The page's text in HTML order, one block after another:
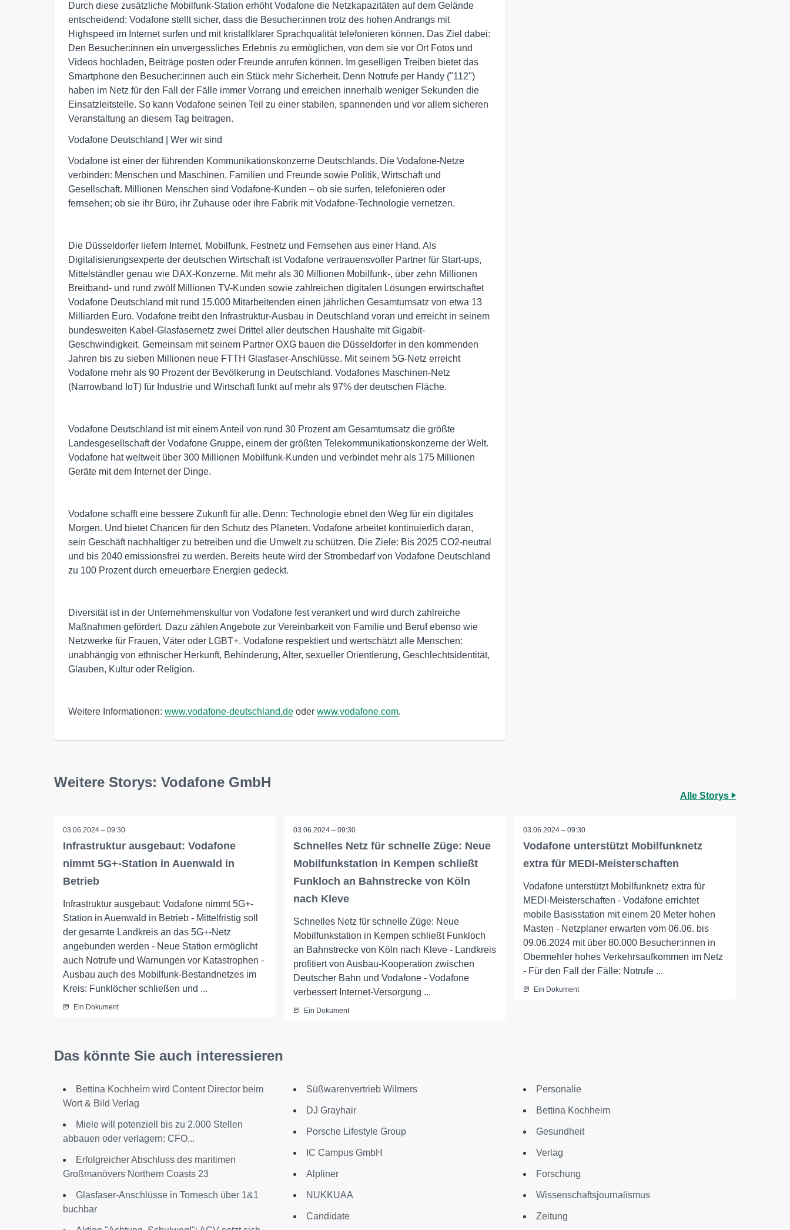
Durch diese zusätzliche Mobilfunk-Station erhöht Vodafone die Netzkapazitäten auf dem Gelände
entscheidend: Vodafone stellt sicher, dass die Besucher:innen trotz des hohen Andrangs mit
Highspeed im Internet surfen und mit kristallklarer Sprachqualität telefonieren können. Das Ziel dabei:
Den Besucher:innen ein unvergessliches Erlebnis zu ermöglichen, von dem sie vor Ort Fotos und
Videos hochladen, Beiträge posten oder Freunde anrufen können. Im geselligen Treiben bietet das
Smartphone den Besucher:innen auch ein Stück mehr Sicherheit. Denn Notrufe per Handy ("112")
haben im Netz für den Fall der Fälle immer Vorrang und erreichen innerhalb weniger Sekunden die
Einsatzleitstelle. So kann Vodafone seinen Teil zu einer stabilen, spannenden und vor allem sicheren
Veranstaltung an diesem Tag beitragen.
Vodafone Deutschland | Wer wir sind
Vodafone ist einer der führenden Kommunikationskonzerne Deutschlands. Die Vodafone-Netze
verbinden: Menschen und Maschinen, Familien und Freunde sowie Politik, Wirtschaft und
Gesellschaft. Millionen Menschen sind Vodafone-Kunden – ob sie surfen, telefonieren oder
fernsehen; ob sie ihr Büro, ihr Zuhause oder ihre Fabrik mit Vodafone-Technologie vernetzen.
Die Düsseldorfer liefern Internet, Mobilfunk, Festnetz und Fernsehen aus einer Hand. Als
Digitalisierungsexperte der deutschen Wirtschaft ist Vodafone vertrauensvoller Partner für Start-ups,
Mittelständler genau wie DAX-Konzerne. Mit mehr als 30 Millionen Mobilfunk-, über zehn Millionen
Breitband- und rund zwölf Millionen TV-Kunden sowie zahlreichen digitalen Lösungen erwirtschaftet
Vodafone Deutschland mit rund 15.000 Mitarbeitenden einen jährlichen Gesamtumsatz von etwa 13
Milliarden Euro. Vodafone treibt den Infrastruktur-Ausbau in Deutschland voran und erreicht in seinem
bundesweiten Kabel-Glasfasernetz zwei Drittel aller deutschen Haushalte mit Gigabit-
Geschwindigkeit. Gemeinsam mit seinem Partner OXG bauen die Düsseldorfer in den kommenden
Jahren bis zu sieben Millionen neue FTTH Glasfaser-Anschlüsse. Mit seinem 5G-Netz erreicht
Vodafone mehr als 90 Prozent der Bevölkerung in Deutschland. Vodafones Maschinen-Netz
(Narrowband IoT) für Industrie und Wirtschaft funkt auf mehr als 97% der deutschen Fläche.
Vodafone Deutschland ist mit einem Anteil von rund 30 Prozent am Gesamtumsatz die größte
Landesgesellschaft der Vodafone Gruppe, einem der größten Telekommunikationskonzerne der Welt.
Vodafone hat weltweit über 300 Millionen Mobilfunk-Kunden und verbindet mehr als 175 Millionen
Geräte mit dem Internet der Dinge.
Vodafone schafft eine bessere Zukunft für alle. Denn: Technologie ebnet den Weg für ein digitales
Morgen. Und bietet Chancen für den Schutz des Planeten. Vodafone arbeitet kontinuierlich daran,
sein Geschäft nachhaltiger zu betreiben und die Umwelt zu schützen. Die Ziele: Bis 2025 CO2-neutral
und bis 2040 emissionsfrei zu werden. Bereits heute wird der Strombedarf von Vodafone Deutschland
zu 100 Prozent durch erneuerbare Energien gedeckt.
Diversität ist in der Unternehmenskultur von Vodafone fest verankert und wird durch zahlreiche
Maßnahmen gefördert. Dazu zählen Angebote zur Vereinbarkeit von Familie und Beruf ebenso wie
Netzwerke für Frauen, Väter oder LGBT+. Vodafone respektiert und wertschätzt alle Menschen:
unabhängig von ethnischer Herkunft, Behinderung, Alter, sexueller Orientierung, Geschlechtsidentität,
Glauben, Kultur oder Religion.
Weitere Informationen: www.vodafone-deutschland.de oder www.vodafone.com.
Weitere Storys: Vodafone GmbH
Alle Storys
03.06.2024 – 09:30
Infrastruktur ausgebaut: Vodafone
nimmt 5G+-Station in Auenwald in
Betrieb
Infrastruktur ausgebaut: Vodafone nimmt 5G+-
Station in Auenwald in Betrieb - Mittelfristig soll
der gesamte Landkreis an das 5G+-Netz
angebunden werden - Neue Station ermöglicht
auch Notrufe und Warnungen vor Katastrophen -
Ausbau auch des Mobilfunk-Bestandnetzes im
Kreis: Funklöcher schließen und ...
Ein Dokument
03.06.2024 – 09:30
Schnelles Netz für schnelle Züge: Neue
Mobilfunkstation in Kempen schließt
Funkloch an Bahnstrecke von Köln
nach Kleve
Schnelles Netz für schnelle Züge: Neue
Mobilfunkstation in Kempen schließt Funkloch
an Bahnstrecke von Köln nach Kleve - Landkreis
profitiert von Ausbau-Kooperation zwischen
Deutscher Bahn und Vodafone - Vodafone
verbessert Internet-Versorgung ...
Ein Dokument
03.06.2024 – 09:30
Vodafone unterstützt Mobilfunknetz
extra für MEDI-Meisterschaften
Vodafone unterstützt Mobilfunknetz extra für
MEDI-Meisterschaften - Vodafone errichtet
mobile Basisstation mit einem 20 Meter hohen
Masten - Netzplaner erwarten vom 06.06. bis
09.06.2024 mit über 80.000 Besucher:innen in
Obermehler hohes Verkehrsaufkommen im Netz
- Für den Fall der Fälle: Notrufe ...
Ein Dokument
Das könnte Sie auch interessieren
Bettina Kochheim wird Content Director beim
Wort & Bild Verlag
Miele will potenziell bis zu 2.000 Stellen
abbauen oder verlagern: CFO...
Erfolgreicher Abschluss des maritimen
Großmanövers Northern Coasts 23
Glasfaser-Anschlüsse in Tornesch über 1&1
buchbar
Süßwarenvertrieb Wilmers
DJ Grayhair
Porsche Lifestyle Group
IC Campus GmbH
Alpliner
NUKKUAA
Candidate
Personalie
Bettina Kochheim
Gesundheit
Verlag
Forschung
Wissenschaftsjournalismus
Zeitung